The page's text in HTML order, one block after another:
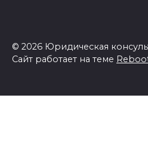
© 2026 Юридическая
Сайт работает на теме